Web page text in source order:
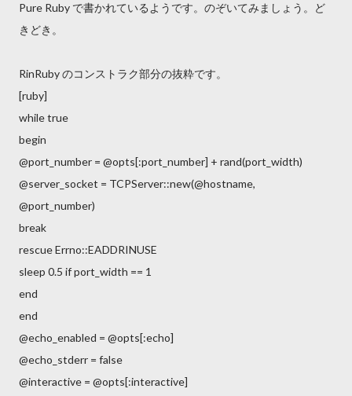
Pure Ruby で書かれているようです。のぞいてみましょう。ど
きどき。
RinRuby のコンストラク部分の抜粋です。
[ruby]
while true
begin
@port_number = @opts[:port_number] + rand(port_width)
@server_socket = TCPServer::new(@hostname,
@port_number)
break
rescue Errno::EADDRINUSE
sleep 0.5 if port_width == 1
end
end
@echo_enabled = @opts[:echo]
@echo_stderr = false
@interactive = @opts[:interactive]